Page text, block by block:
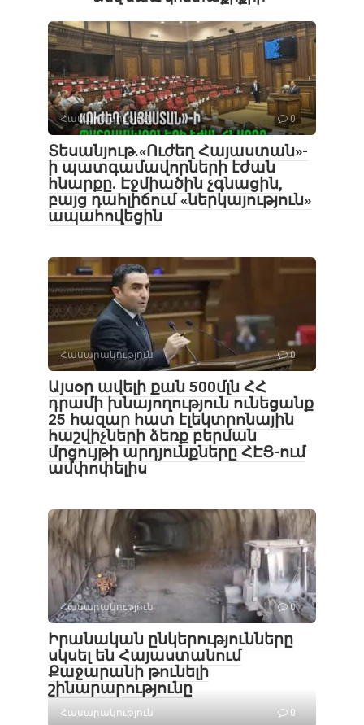
Հասարակություն 0
Տեսանյութ․«Ուժեղ Հայաստան»-
ի պատգամավորների էժան
հնարքը. Էջմիածին չգնացին,
բայց դահլիճում «ներկայություն»
ապահովեցին
Հասարակություն 0
Այսօր ավելի քան 500մլն ՀՀ
դրամի խնայողություն ունեցանք
25 հազար հատ էլեկտրոնային
հաշվիչների ձեռք բերման
մրցույթի արդյունքները ՀԷՑ-ում
ամփոփելիս
Հասարակություն 0
Իրանական ընկերությունները
սկսել են Հայաստանում
Քաջարանի թունելի
շինարարությունը
Հասարակություն 0